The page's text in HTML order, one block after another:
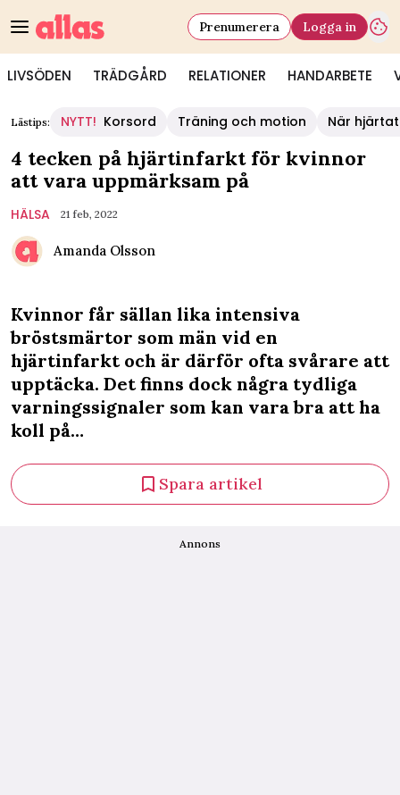
LIVSÖDEN TRÄDGÅRD RELATIONER HANDARBETE
Prenumerera Logga in
Lästips: NYTT! Korsord Träning och motion När
4 tecken på hjärtinfarkt för kvinnor
att vara uppmärksam på
HÄLSA 21 feb, 2022
Amanda Olsson
Kvinnor får sällan lika intensiva
bröstsmärtor som män vid en
hjärtinfarkt och är därför ofta svårare att
upptäcka. Det finns dock några tydliga
varningssignaler som kan vara bra att ha
koll på…
Spara artikel
Annons